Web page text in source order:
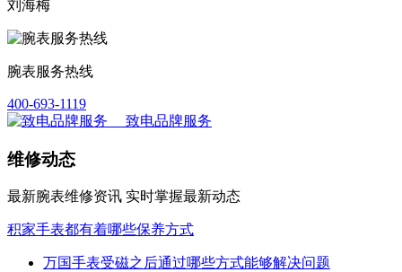
刘海梅
腕表服务热线
400-693-1119
致电品牌服务
维修动态
最新腕表维修资讯 实时掌握最新动态
积家手表都有着哪些保养方式
万国手表受磁之后通过哪些方式能够解决问题